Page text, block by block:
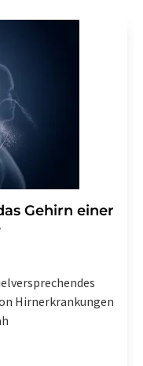
Gehirn einer
Hirnerkrankungen